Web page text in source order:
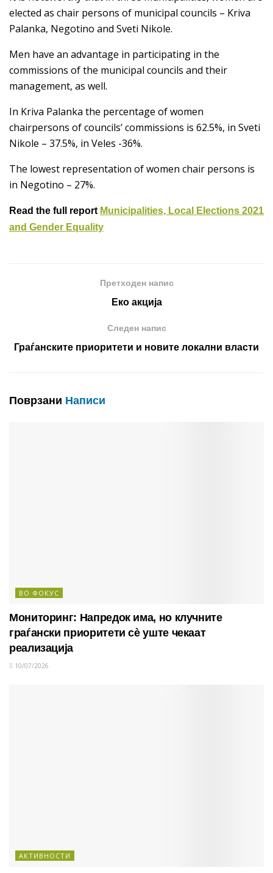
elected as chair persons of municipal councils – Kriva
Palanka, Negotino and Sveti Nikole.
Men have an advantage in participating in the
commissions of the municipal councils and their
management, as well.
In Kriva Palanka the percentage of women
chairpersons of councils’ commissions is 62.5%, in Sveti
Nikole – 37.5%, in Veles -36%.
The lowest representation of women chair persons is
in Negotino – 27%.
Read the full report Municipalities, Local Elections 2021
and Gender Equality
Претходен напис
Еко акција
Следен напис
Граѓанските приоритети и новите локални власти
Поврзани Написи
ВО ФОКУС
Мониторинг: Напредок има, но клучните
граѓански приоритети сè уште чекаат
реализација
10/07/2026
АКТИВНОСТИ